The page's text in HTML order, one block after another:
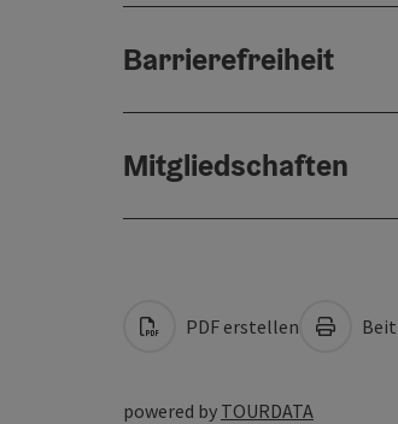
Barrierefreiheit
Mitgliedschaften
PDF erstellen
powered by TOURDATA